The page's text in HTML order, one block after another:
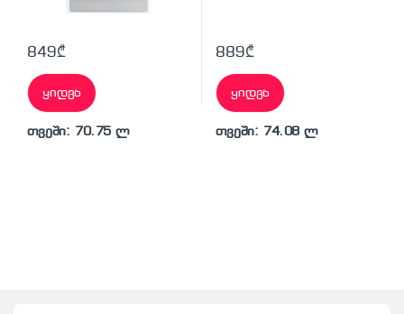
849₾
ყიდვა
თვეში: 70.75 ლ
889₾
ყიდვა
თვეში: 74.08 ლ